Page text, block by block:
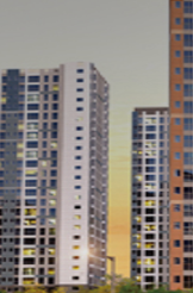
리 68번지 일원
: ㈜그래도)
)